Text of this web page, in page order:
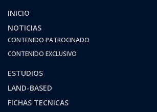
INICIO
NOTICIAS
CONTENIDO PATROCINADO
CONTENIDO EXCLUSIVO
ESTUDIOS
LAND-BASED
FICHAS TECNICAS